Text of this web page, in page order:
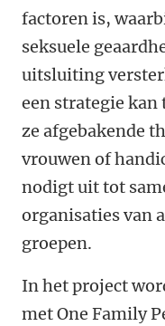
factoren is,
seksuele
uitsluiting
een strategie kan
ze afgebakende
vrouwen of
nodigt uit tot
organisaties van
groepen.
In het project
met One Family